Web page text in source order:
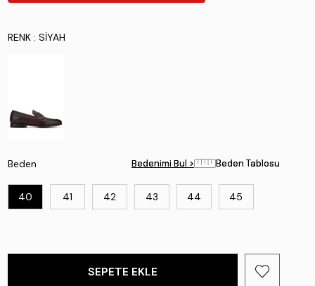
RENK: SIYAH
Beden
40 41 42 43 44 45
Bedenimi Bul > Beden Tablosu
Bedenimi Bul > Beden Tablosu